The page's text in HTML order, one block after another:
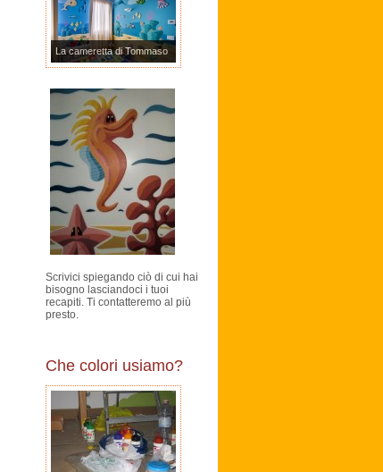
La cameretta di Tommaso
Scrivici spiegando ciò di cui hai
bisogno lasciandoci i tuoi
recapiti. Ti contatteremo al più
presto.
Che colori usiamo?